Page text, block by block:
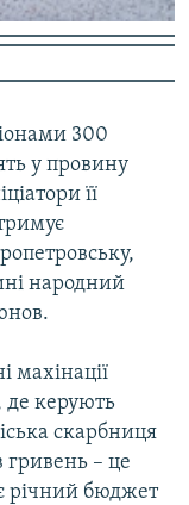
300
у провину
її
народний
махінації
де керують
скарбниця
гривень – це
річний бюджет